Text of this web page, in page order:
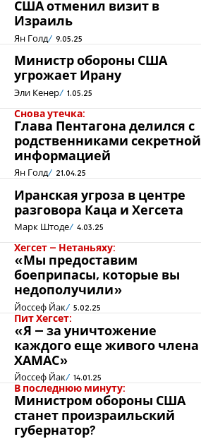
США отменил визит в
Израиль
Ян Голд 9.05.25
Министр обороны США
угрожает Ирану
Эли Кенер 1.05.25
Снова утечка:
Глава Пентагона делился с
родственниками секретной
информацией
Ян Голд 21.04.25
Иранская угроза в центре
разговора Каца и Хегсета
Марк Штоде 4.03.25
Хегсет – Нетаньяху:
«Мы предоставим
боеприпасы, которые вы
недополучили»
Йоссеф Йак 5.02.25
Пит Хегсет:
«Я – за уничтожение
каждого еще живого члена
ХАМАС»
Йоссеф Йак 14.01.25
В последнюю минуту:
Министром обороны США
станет произраильский
губернатор?